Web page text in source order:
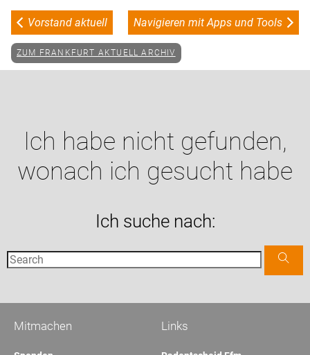
Vorstand aktuell Navigieren mit Apps und Tools
ZUM FRANKFURT AKTUELL ARCHIV
Ich habe nicht gefunden,
wonach ich gesucht habe
Ich suche nach:
Links
Mitmachen